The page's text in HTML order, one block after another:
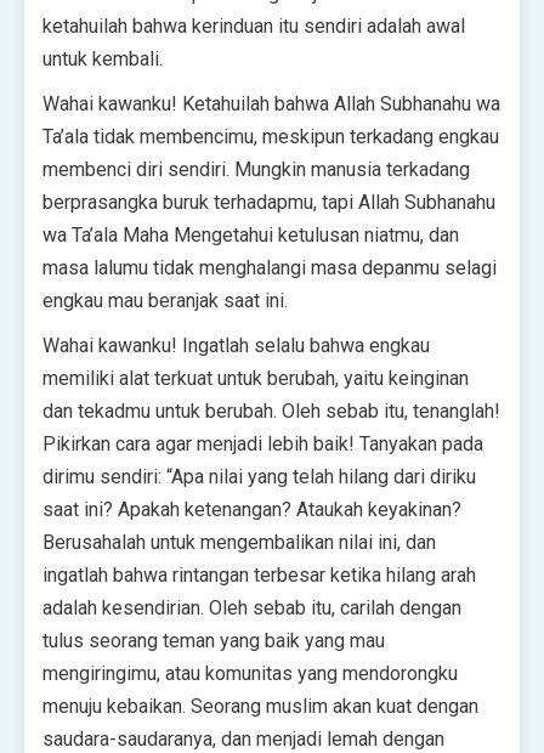
ketahuilah bahwa kerinduan itu sendiri adalah awal
untuk kembali.
Wahai kawanku! Ketahuilah bahwa Allah Subhanahu wa
Ta’ala tidak membencimu, meskipun terkadang engkau
membenci diri sendiri. Mungkin manusia terkadang
berprasangka buruk terhadapmu, tapi Allah Subhanahu
wa Ta’ala Maha Mengetahui ketulusan niatmu, dan
masa lalumu tidak menghalangi masa depanmu selagi
engkau mau beranjak saat ini.
Wahai kawanku! Ingatlah selalu bahwa engkau
memiliki alat terkuat untuk berubah, yaitu keinginan
dan tekadmu untuk berubah. Oleh sebab itu, tenanglah!
Pikirkan cara agar menjadi lebih baik! Tanyakan pada
dirimu sendiri: “Apa nilai yang telah hilang dari diriku
saat ini? Apakah ketenangan? Ataukah keyakinan?
Berusahalah untuk mengembalikan nilai ini, dan
ingatlah bahwa rintangan terbesar ketika hilang arah
adalah kesendirian. Oleh sebab itu, carilah dengan
tulus seorang teman yang baik yang mau
mengiringimu, atau komunitas yang mendorongku
menuju kebaikan. Seorang muslim akan kuat dengan
saudara-saudaranya, dan menjadi lemah dengan